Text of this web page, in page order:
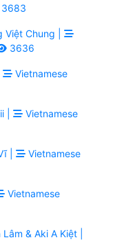
3683
Việt Chung |
3636
Vietnamese
|
Vietnamese
|
Vietnamese
Vietnamese
& Aki A Kiệt |